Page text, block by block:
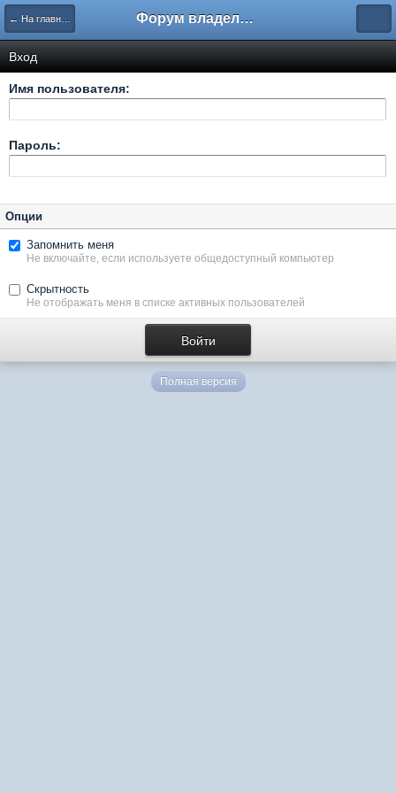
← На главную Форум владельцев интернет-магазинов
Вход
Имя пользователя:
Пароль:
Опции
Запомнить меня
Не включайте, если используете общедоступный компьютер
Скрытность
Не отображать меня в списке активных пользователей
Полная версия